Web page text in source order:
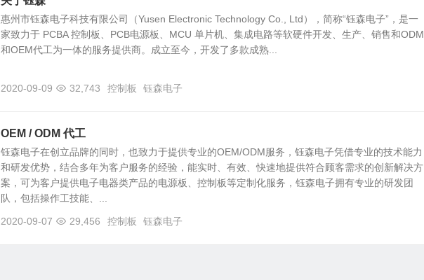
惠州市钰森电子科技有限公司（Yusen Electronic Technology Co., Ltd），简称“钰森电子”，是一
家致力于 PCBA 控制板、PCB电源板、MCU 单片机、集成电路等软硬件开发、生产、销售和ODM
和OEM代工为一体的服务提供商。成立至今，开发了多款成熟...
2020-09-09 32,743 控制板 钰森电子
OEM / ODM 代工
钰森电子在创立品牌的同时，也致力于提供专业的OEM/ODM服务，钰森电子凭借专业的技术能力
和研发优势，结合多年为客户服务的经验，能实时、有效、快速地提供符合顾客需求的创新解决方
案，可为客户提供电子电器类产品的电源板、控制板等定制化服务，钰森电子拥有专业的研发团
队，包括操作工技能、...
2020-09-07 29,456 控制板 钰森电子